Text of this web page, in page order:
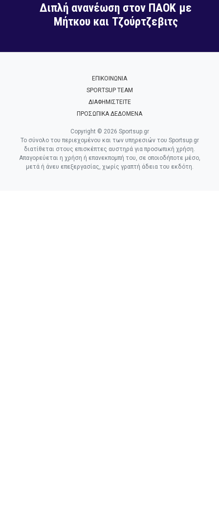
Διπλή ανανέωση στον ΠΑΟΚ με
Μήτκου και Τζούρτζεβιτς
ΕΠΙΚΟΙΝΩΝΙΑ
SPORTSUP TEAM
ΔΙΑΦΗΜΙΣΤΕΙΤΕ
ΠΡΟΣΩΠΙΚΑ ΔΕΔΟΜΕΝΑ
Copyright © 2026 Sportsup.gr
Το σύνολο του περιεχομένου και των υπηρεσιών του Sportsup.gr
διατίθεται στους επισκέπτες αυστηρά για προσωπική χρήση.
Απαγορεύεται η χρήση ή επανεκπομπή του, σε οποιοδήποτε μέσο,
μετά ή άνευ επεξεργασίας, χωρίς γραπτή άδεια του εκδότη.